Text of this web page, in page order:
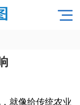
就像给传统农业